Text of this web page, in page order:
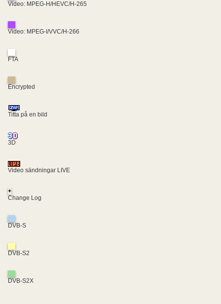
Video: MPEG-H/HEVC/H-265
Video: MPEG-I/VVC/H-266
FTA
Encrypted
Titta på en bild
3D
Video sändningar LIVE
+
Change Log
DVB-S
DVB-S2
DVB-S2X